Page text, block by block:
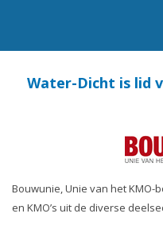
Water-Dicht is lid
Bouwunie, Unie van het
en KMO’s uit de diverse